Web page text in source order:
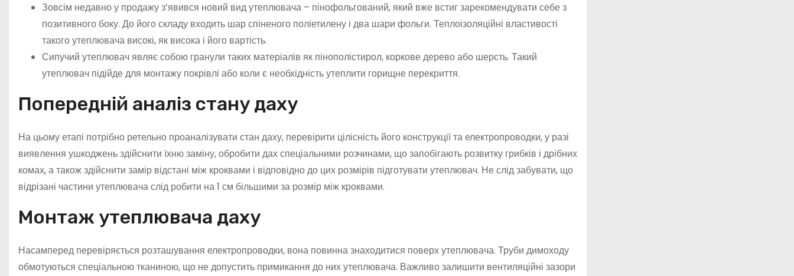
Зовсім недавно у продажу з’явився новий вид утеплювача – пінофольгований, який вже встиг зарекомендувати себе з
позитивного боку. До його складу входить шар спіненого поліетилену і два шари фольги. Теплоізоляційні властивості
такого утеплювача високі, як висока і його вартість.
Сипучий утеплювач являє собою гранули таких матеріалів як пінополістирол, коркове дерево або шерсть. Такий
утеплювач підійде для монтажу покрівлі або коли є необхідність утеплити горищне перекриття.
Попередній аналіз стану даху
На цьому етапі потрібно ретельно проаналізувати стан даху, перевірити цілісність його конструкції та електропроводки, у разі
виявлення ушкоджень здійснити їхню заміну, обробити дах спеціальними розчинами, що запобігають розвитку грибків і дрібних
комах, а також здійснити замір відстані між кроквами і відповідно до цих розмірів підготувати утеплювач. Не слід забувати, що
відрізані частини утеплювача слід робити на 1 см більшими за розмір між кроквами.
Монтаж утеплювача даху
Насамперед перевіряється розташування електропроводки, вона повинна знаходитися поверх утеплювача. Труби димоходу
обмотуються спеціальною тканиною, що не допустить примикання до них утеплювача. Важливо залишити вентиляційні зазори